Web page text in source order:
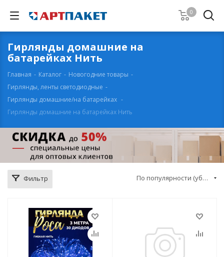
0
Гирлянды домашние на
батарейках Нить
Главная - Каталог - Новогодние товары -
Гирлянды, ленты светодиодные -
Гирлянды домашние/на батарейках -
Гирлянды домашние на батарейках Нить
Фильтр По популярности (убывание)